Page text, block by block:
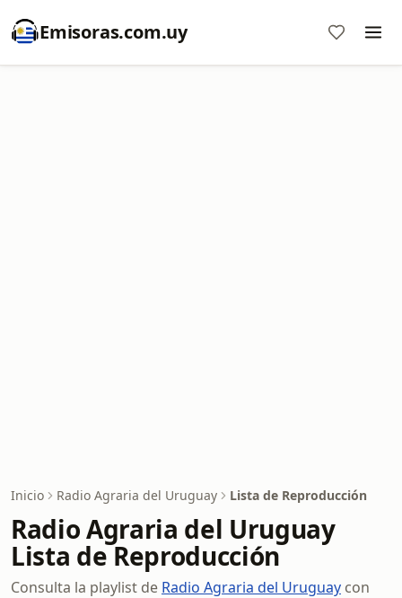
Emisoras.com.uy
Inicio Radio Agraria del Uruguay Lista de Reproducción
Radio Agraria del Uruguay
Lista de Reproducción
Consulta la playlist de Radio Agraria del Uruguay con